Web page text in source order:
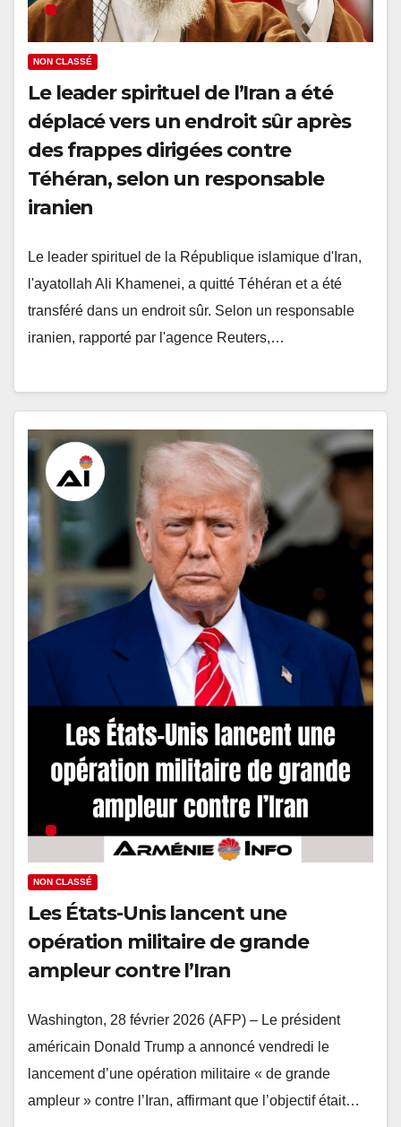
NON CLASSÉ
Le leader spirituel de l’Iran a été
déplacé vers un endroit sûr après
des frappes dirigées contre
Téhéran, selon un responsable
iranien
Le leader spirituel de la République islamique d'Iran,
l'ayatollah Ali Khamenei, a quitté Téhéran et a été
transféré dans un endroit sûr. Selon un responsable
iranien, rapporté par l'agence Reuters,…
NON CLASSÉ
Les États-Unis lancent une
opération militaire de grande
ampleur contre l’Iran
Washington, 28 février 2026 (AFP) – Le président
américain Donald Trump a annoncé vendredi le
lancement d’une opération militaire « de grande
ampleur » contre l’Iran, affirmant que l’objectif était…